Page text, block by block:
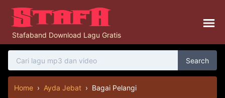
Stafaband Download Lagu Gratis
Search
Home › Ayda Jebat › Bagai Pelangi